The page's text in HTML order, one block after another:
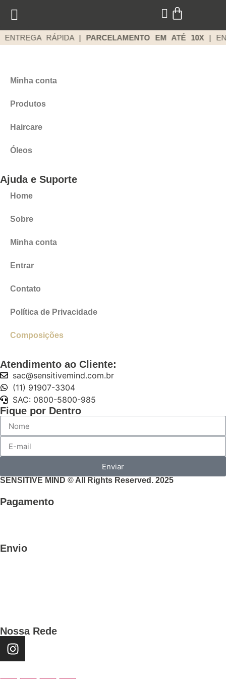
RÁPIDA | PARCELAMENTO EM ATÉ 10X|
Minha conta
Produtos
Haircare
Óleos
Ajuda e Suporte
Home
Sobre
Minha conta
Entrar
Contato
Política de Privacidade
Composições
Atendimento ao Cliente:
sac@sensitivemind.com.br
(11) 91907-3304
SAC: 0800-5800-985
Fique por Dentro
Enviar
SENSITIVE MIND © All Rights Reserved. 2025
Pagamento
Envio
Nossa Rede